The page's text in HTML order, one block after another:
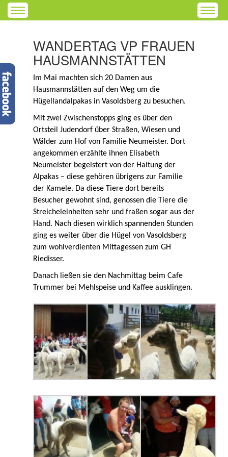
WANDERTAG VP FRAUEN
HAUSMANNSTÄTTEN
Im Mai machten sich 20 Damen aus
Hausmannstätten auf den Weg um die
Hügellandalpakas in Vasoldsberg zu besuchen.
Mit zwei Zwischenstopps ging es über den
Ortsteil Judendorf über Straßen, Wiesen und
Wälder zum Hof von Familie Neumeister. Dort
angekommen erzählte ihnen Elisabeth
Neumeister begeistert von der Haltung der
Alpakas – diese gehören übrigens zur Familie
der Kamele. Da diese Tiere dort bereits
Besucher gewohnt sind, genossen die Tiere die
Streicheleinheiten sehr und fraßen sogar aus der
Hand. Nach diesen wirklich spannenden Stunden
ging es weiter über die Hügel von Vasoldsberg
zum wohlverdienten Mittagessen zum GH
Riedisser.
Danach ließen sie den Nachmittag beim Cafe
Trummer bei Mehlspeise und Kaffee ausklingen.